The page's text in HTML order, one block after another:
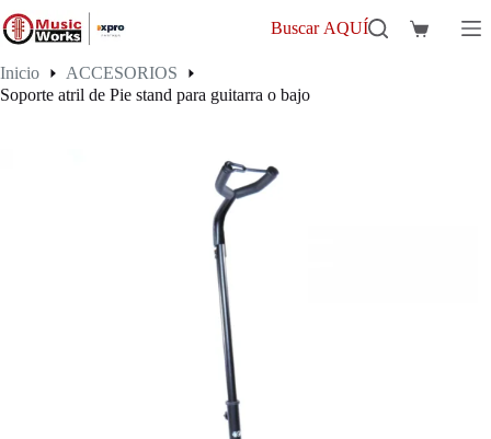
al
contenido
Buscar AQUÍ
Carro
Inicio
ACCESORIOS
Soporte atril de Pie stand para guitarra o bajo